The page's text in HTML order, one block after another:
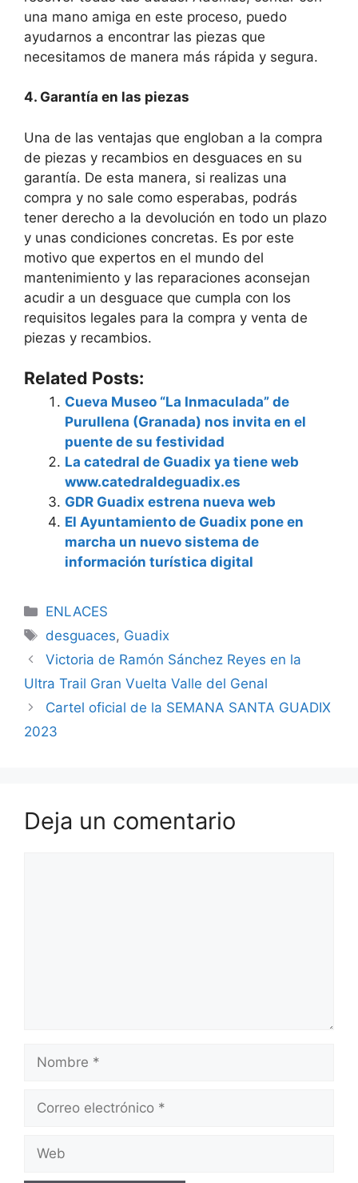
una mano amiga en este proceso, puedo
ayudarnos a encontrar las piezas que
necesitamos de manera más rápida y segura.
4. Garantía en las piezas
Una de las ventajas que engloban a la compra
de piezas y recambios en desguaces en su
garantía. De esta manera, si realizas una
compra y no sale como esperabas, podrás
tener derecho a la devolución en todo un plazo
y unas condiciones concretas. Es por este
motivo que expertos en el mundo del
mantenimiento y las reparaciones aconsejan
acudir a un desguace que cumpla con los
requisitos legales para la compra y venta de
piezas y recambios.
Related Posts:
Cueva Museo “La Inmaculada” de
Purullena (Granada) nos invita en el
puente de su festividad
La catedral de Guadix ya tiene web
www.catedraldeguadix.es
GDR Guadix estrena nueva web
El Ayuntamiento de Guadix pone en
marcha un nuevo sistema de
información turística digital
Categorías
ENLACES
Etiquetas
desguaces, Guadix
Victoria de Ramón Sánchez Reyes en la
Ultra Trail Gran Vuelta Valle del Genal
Cartel oficial de la SEMANA SANTA GUADIX
2023
Deja un comentario
Nombre
Correo
Web